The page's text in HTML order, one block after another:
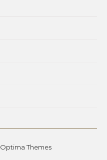
Optima Themes